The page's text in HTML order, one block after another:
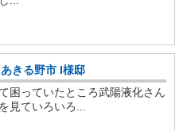
きる野市 I様邸
困っていたところ武陽液化さん
見ていろいろ...